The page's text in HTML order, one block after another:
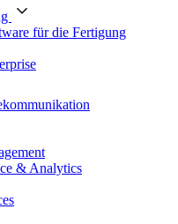
für die Fertigung
& Analytics